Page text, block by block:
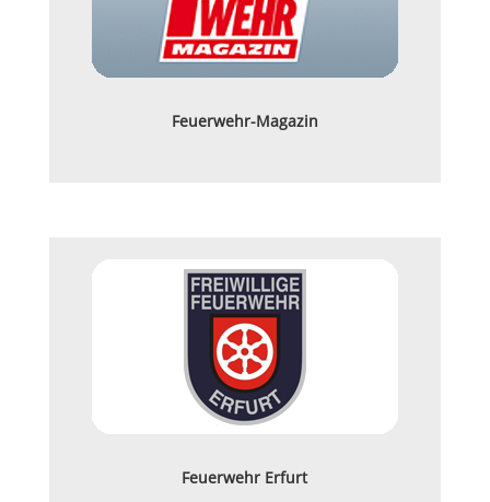
Feuerwehr-Magazin
Feuerwehr Erfurt